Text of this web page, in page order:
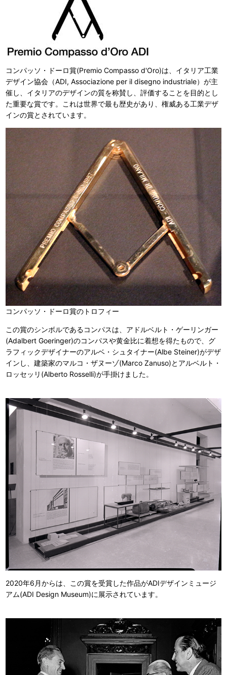
コンパッソ・ドーロ賞(Premio Compasso d'Oro)は、イタリア工業
デザイン協会（ADI, Associazione per il disegno industriale）が主
催し、イタリアのデザインの質を称賛し、評価することを目的とし
た重要な賞です。これは世界で最も歴史があり、権威ある工業デザ
インの賞とされています。
コンパッソ・ドーロ賞のトロフィー
この賞のシンボルであるコンパスは、アドルベルト・ゲーリンガー
(Adalbert Goeringer)のコンパスや黄金比に着想を得たもので、グ
ラフィックデザイナーのアルベ・シュタイナー(Albe Steiner)がデザ
インし、建築家のマルコ・ザヌーゾ(Marco Zanuso)とアルベルト・
ロッセッリ(Alberto Rosselli)が手掛けました。
2020年6月からは、この賞を受賞した作品がADIデザインミュージ
アム(ADI Design Museum)に展示されています。